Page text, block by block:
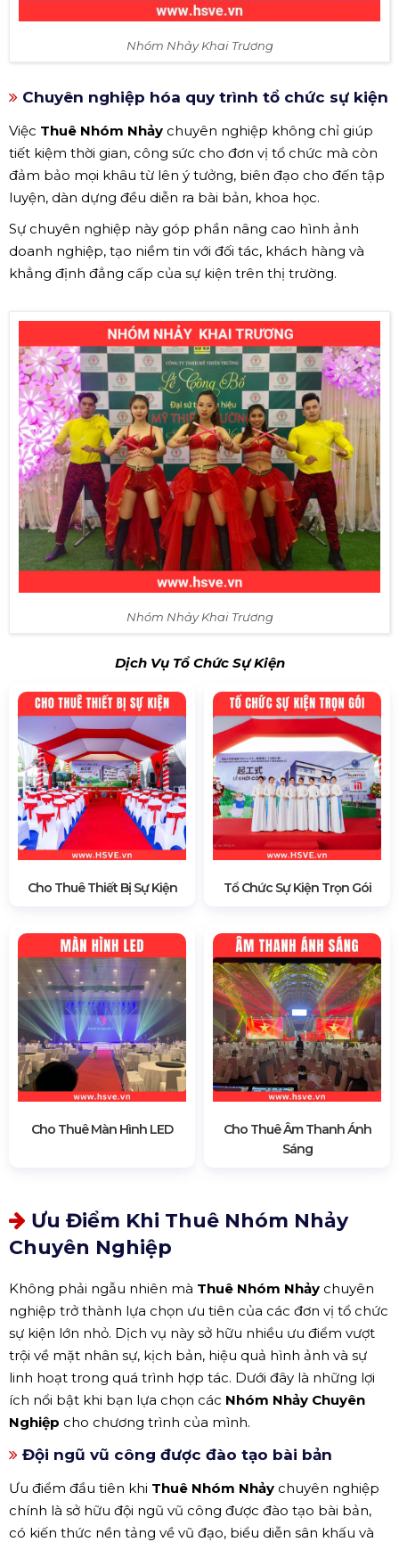
Nhóm Nhảy Khai Trương
Chuyên nghiệp hóa quy trình tổ chức sự kiện
Việc Thuê Nhóm Nhảy chuyên nghiệp không chỉ giúp
tiết kiệm thời gian, công sức cho đơn vị tổ chức mà còn
đảm bảo mọi khâu từ lên ý tưởng, biên đạo cho đến tập
luyện, dàn dựng đều diễn ra bài bản, khoa học.
Sự chuyên nghiệp này góp phần nâng cao hình ảnh
doanh nghiệp, tạo niềm tin với đối tác, khách hàng và
khẳng định đẳng cấp của sự kiện trên thị trường.
Nhóm Nhảy Khai Trương
Dịch Vụ Tổ Chức Sự Kiện
Cho Thuê Thiết Bị Sự Kiện Tổ Chức Sự Kiện Trọn Gói
Cho Thuê Màn Hình LED
Cho Thuê Âm Thanh Ánh
Sáng
Ưu Điểm Khi Thuê Nhóm Nhảy
Chuyên Nghiệp
Không phải ngẫu nhiên mà Thuê Nhóm Nhảy chuyên
nghiệp trở thành lựa chọn ưu tiên của các đơn vị tổ chức
sự kiện lớn nhỏ. Dịch vụ này sở hữu nhiều ưu điểm vượt
trội về mặt nhân sự, kịch bản, hiệu quả hình ảnh và sự
linh hoạt trong quá trình hợp tác. Dưới đây là những lợi
ích nổi bật khi bạn lựa chọn các Nhóm Nhảy Chuyên
Nghiệp cho chương trình của mình.
Đội ngũ vũ công được đào tạo bài bản
Ưu điểm đầu tiên khi Thuê Nhóm Nhảy chuyên nghiệp
chính là sở hữu đội ngũ vũ công được đào tạo bài bản,
có kiến thức nền tảng về vũ đạo, biểu diễn sân khấu và